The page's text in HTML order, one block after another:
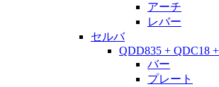
アーチ
レバー
セルバ
QDD835 + QDC18
バー
プレート